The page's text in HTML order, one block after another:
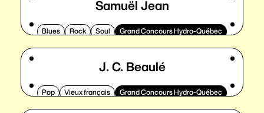
Samuël Jean
Blues Rock Soul Grand Concours Hydro-Québec
J. C. Beaulé
Pop Vieux français Grand Concours Hydro-Québec